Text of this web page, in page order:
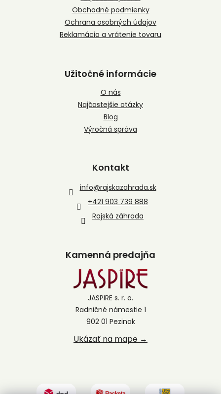
Obchodné podmienky
Ochrana osobných údajov
Reklamácia a vrátenie tovaru
Užitočné informácie
O nás
Najčastejšie otázky
Blog
Výročná správa
Kontakt
info@rajskazahrada.sk
+421 903 739 888
Rajská záhrada
Kamenná predajňa
JASPIRE s. r. o.
Radničné námestie 1
902 01 Pezinok
Ukázať na mape →